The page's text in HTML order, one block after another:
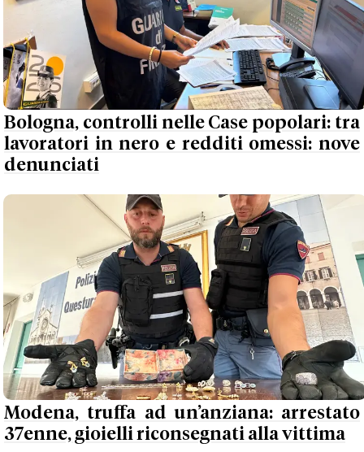
Bologna, controlli nelle Case popolari: tra
lavoratori in nero e redditi omessi: nove
denunciati
Modena, truffa ad un’anziana: arrestato
37enne, gioielli riconsegnati alla vittima